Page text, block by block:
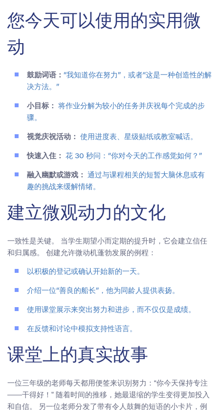
您今天可以使用的实用微
动
鼓励词语： “我知道你在努力”，或者“这是一种创造性的解
决方法。”
小目标：
将作业分解为较小的任务并庆祝每个完成的步
骤。
视觉庆祝活动： 使用进度表、星级贴纸或教室喊话。
快速入住： 花 30 秒问：“你对今天的工作感觉如何？”
融入幽默或游戏：
通过与课程相关的短暂大脑休息或有
趣的挑战来缓解情绪。
建立微观动力的文化
一致性是关键。 当学生期望小而定期的提升时，它会建立信任
和归属感。 创建允许微动机蓬勃发展的例程：
以积极的登记或确认开始新的一天。
介绍一位“善良的船长”，他为同龄人提供表扬。
使用课堂展示来突出努力和进步，而不仅仅是成绩。
在反馈和讨论中模拟支持性语言。
课堂上的真实故事
一位三年级的老师每天都用便签来识别努力：“你今天保持专注
——干得好！” 随着时间的推移，她最退缩的学生变得更加投入
和自信。 另一位老师分发了带有令人鼓舞的短语的小卡片，例